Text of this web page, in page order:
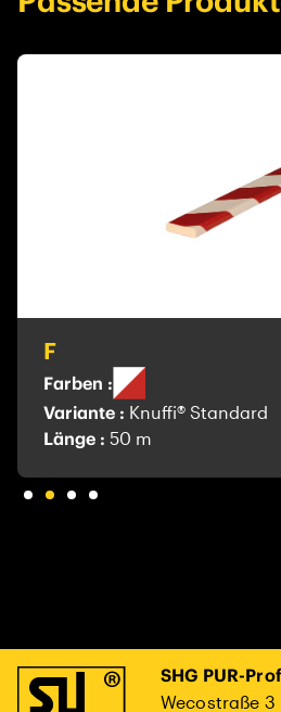
F
Farben :
Variante : Knuffi® Standard
Länge : 50 m
SHG PUR-
Wecostraße 3